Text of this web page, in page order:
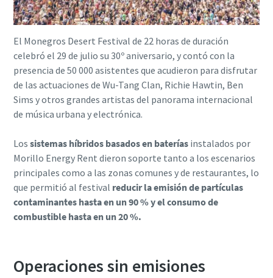
El Monegros Desert Festival de 22 horas de duración
celebró el 29 de julio su 30º aniversario, y contó con la
presencia de 50 000 asistentes que acudieron para disfrutar
de las actuaciones de Wu-Tang Clan, Richie Hawtin, Ben
Sims y otros grandes artistas del panorama internacional
de música urbana y electrónica.
Los sistemas híbridos basados en bateríasinstalados por
Morillo Energy Rent dieron soporte tanto a los escenarios
principales como a las zonas comunes y de restaurantes, lo
que permitió al festival reducir la emisión de partículas
contaminantes hasta en un 90 % y el consumo de
combustible hasta en un 20 %.
Operaciones sin emisiones